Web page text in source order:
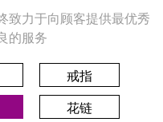
致力于向顾客提供最优秀
的服务
戒指
花链